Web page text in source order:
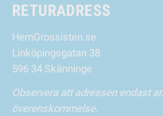
RETURADRESS
HemGrossisten.se
Linköpingsgatan 38
596 34 Skänninge
Observera att adressen endast
överenskommelse.